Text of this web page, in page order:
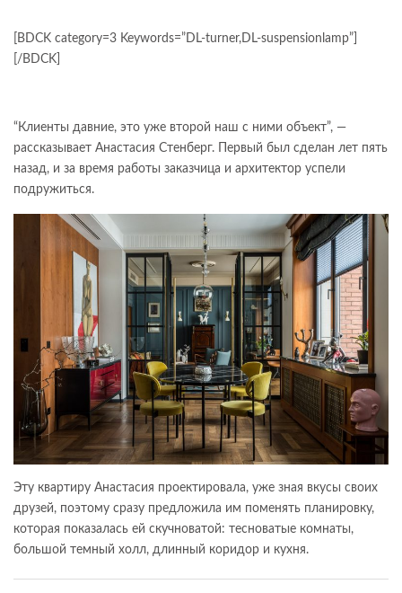
[BDCK category=3 Keywords=”DL-turner,DL-suspensionlamp”]
[/BDCK]
“Клиенты давние, это уже второй наш с ними объект”, —
рассказывает Анастасия Стенберг. Первый был сделан лет пять
назад, и за время работы заказчица и архитектор успели
подружиться.
Эту квартиру Анастасия проектировала, уже зная вкусы своих
друзей, поэтому сразу предложила им поменять планировку,
которая показалась ей скучноватой: тесноватые комнаты,
большой темный холл, длинный коридор и кухня.